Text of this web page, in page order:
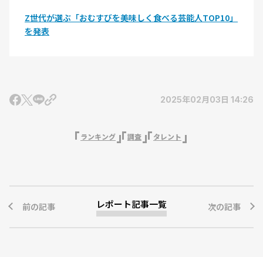
Z世代が選ぶ「おむすびを美味しく食べる芸能人TOP10」
を発表
2025年02月03日 14:26
ランキング 調査 タレント
前の記事 レポート記事一覧 次の記事